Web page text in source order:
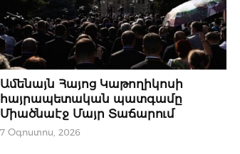
ՆՈՐՈՒԹՅՈՒՆՆԵՐ
Ամենայն Հայոց Կաթողիկոսի
հայրապետական պատգամը
Միածնաէջ Մայր Տաճարում
7 Օգոստոս, 2026